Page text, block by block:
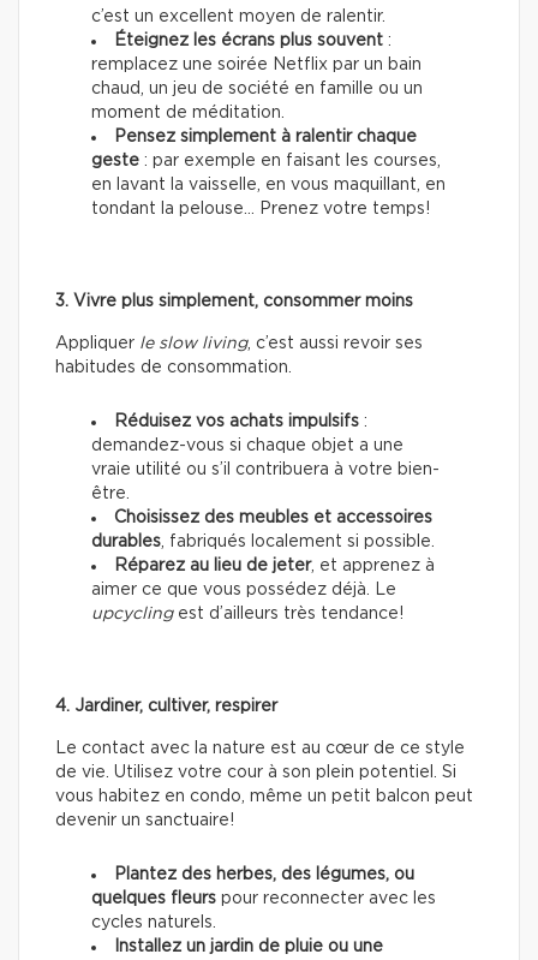
c’est un excellent moyen de ralentir.
Éteignez les écrans plus souvent :
remplacez une soirée Netflix par un bain
chaud, un jeu de société en famille ou un
moment de méditation.
Pensez simplement à ralentir chaque
geste : par exemple en faisant les courses,
en lavant la vaisselle, en vous maquillant, en
tondant la pelouse… Prenez votre temps!
3. Vivre plus simplement, consommer moins
Appliquer le slow living, c’est aussi revoir ses
habitudes de consommation.
Réduisez vos achats impulsifs :
demandez-vous si chaque objet a une
vraie utilité ou s’il contribuera à votre bien-
être.
Choisissez des meubles et accessoires
durables , fabriqués localement si possible.
Réparez au lieu de jeter, et apprenez à
aimer ce que vous possédez déjà. Le
upcyclingest d’ailleurs très tendance!
4. Jardiner, cultiver, respirer
Le contact avec la nature est au cœur de ce style
de vie. Utilisez votre cour à son plein potentiel. Si
vous habitez en condo, même un petit balcon peut
devenir un sanctuaire!
Plantez des herbes, des légumes, ou
quelques fleurs pour reconnecter avec les
cycles naturels.
Installez un jardin de pluie ou une